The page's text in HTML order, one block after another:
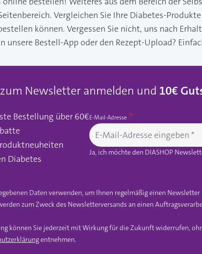
Vergleichen Sie Ihre Diabetes-
können. Vergessen Sie nicht, uns nach
unsere Bestell-App oder den Rezept-Upload?
Newsletter anmelden und 10€
Bestellung über 60€
Diabetes
E-Mail-Adresse
Ja, ich möchte den DIASHOP
Daten verwenden, um Ihnen regelmäßig einen
zum Zweck des Newsletterversands an einen
können Sie jederzeit mit Wirkung für die Zukunft widerrufen,
entnehmen.